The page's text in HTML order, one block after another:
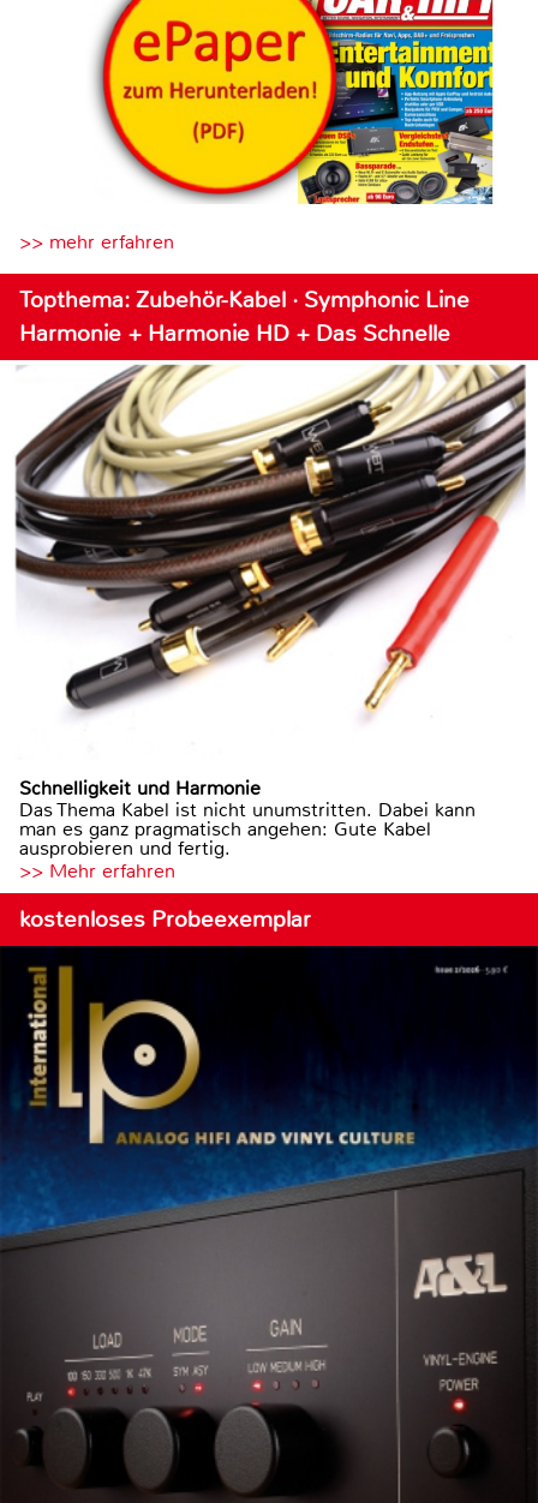
>> mehr erfahren
Topthema: Zubehör-Kabel · Symphonic Line
Harmonie + Harmonie HD + Das Schnelle
Schnelligkeit und Harmonie
Das Thema Kabel ist nicht unumstritten. Dabei kann
man es ganz pragmatisch angehen: Gute Kabel
ausprobieren und fertig.
>> Mehr erfahren
kostenloses Probeexemplar